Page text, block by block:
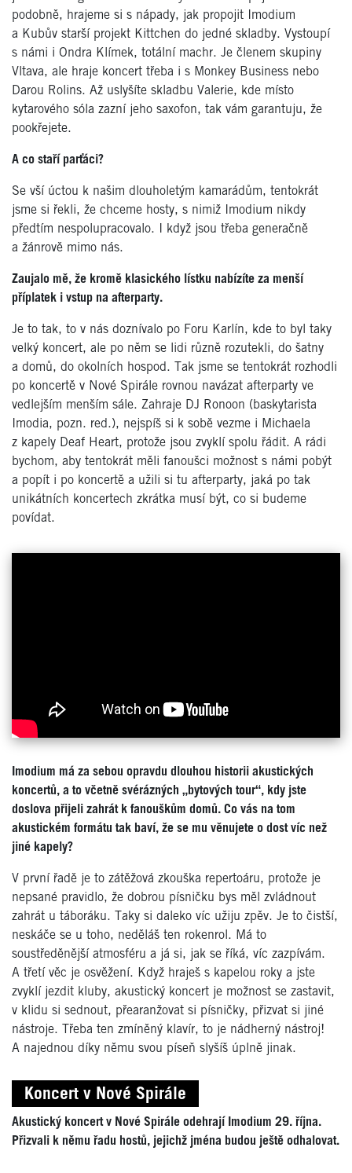
podobně, hrajeme si s nápady, jak propojit Imodium
a Kubův starší projekt Kittchen do jedné skladby. Vystoupí
s námi i Ondra Klímek, totální machr. Je členem skupiny
Vltava, ale hraje koncert třeba i s Monkey Business nebo
Darou Rolins. Až uslyšíte skladbu Valerie, kde místo
kytarového sóla zazní jeho saxofon, tak vám garantuju, že
pookřejete.
A co staří parťáci?
Se vší úctou k našim dlouholetým kamarádům, tentokrát
jsme si řekli, že chceme hosty, s nimiž Imodium nikdy
předtím nespolupracovalo. I když jsou třeba generačně
a žánrově mimo nás.
Zaujalo mě, že kromě klasického lístku nabízíte za menší
příplatek i vstup na afterparty.
Je to tak, to v nás doznívalo po Foru Karlín, kde to byl taky
velký koncert, ale po něm se lidi různě rozutekli, do šatny
a domů, do okolních hospod. Tak jsme se tentokrát rozhodli
po koncertě v Nové Spirále rovnou navázat afterparty ve
vedlejším menším sále. Zahraje DJ Ronoon (baskytarista
Imodia, pozn. red.), nejspíš si k sobě vezme i Michaela
z kapely Deaf Heart, protože jsou zvyklí spolu řádit. A rádi
bychom, aby tentokrát měli fanoušci možnost s námi pobýt
a popít i po koncertě a užili si tu afterparty, jaká po tak
unikátních koncertech zkrátka musí být, co si budeme
povídat.
Imodium má za sebou opravdu dlouhou historii akustických
koncertů, a to včetně svérázných „bytových tour“, kdy jste
doslova přijeli zahrát k fanouškům domů. Co vás na tom
akustickém formátu tak baví, že se mu věnujete o dost víc než
jiné kapely?
V první řadě je to zátěžová zkouška repertoáru, protože je
nepsané pravidlo, že dobrou písničku bys měl zvládnout
zahrát u táboráku. Taky si daleko víc užiju zpěv. Je to čistší,
neskáče se u toho, neděláš ten rokenrol. Má to
soustředěnější atmosféru a já si, jak se říká, víc zazpívám.
A třetí věc je osvěžení. Když hraješ s kapelou roky a jste
zvyklí jezdit kluby, akustický koncert je možnost se zastavit,
v klidu si sednout, přearanžovat si písničky, přizvat si jiné
nástroje. Třeba ten zmíněný klavír, to je nádherný nástroj!
A najednou díky němu svou píseň slyšíš úplně jinak.
Koncert v Nové Spirále
Akustický koncert v Nové Spirále odehrají Imodium 29. října.
Přizvali k němu řadu hostů, jejichž jména budou ještě odhalovat.